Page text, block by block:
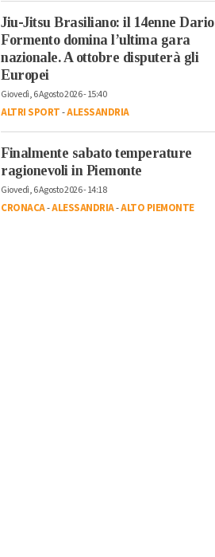
Jiu-Jitsu Brasiliano: il 14enne Dario
Formento domina l’ultima gara
nazionale. A ottobre disputerà gli
Europei
Giovedì, 6 Agosto 2026 - 15:40
ALTRI SPORT-ALESSANDRIA
Finalmente sabato temperature
ragionevoli in Piemonte
Giovedì, 6 Agosto 2026 - 14:18
CRONACA-ALESSANDRIA-ALTO PIEMONTE